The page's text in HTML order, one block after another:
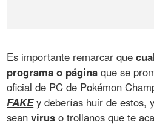
Es importante remarcar que
programa o página que se
oficial de PC de Pokémon
FAKEy deberías huir de estos,
seanvirus o trollanos que te